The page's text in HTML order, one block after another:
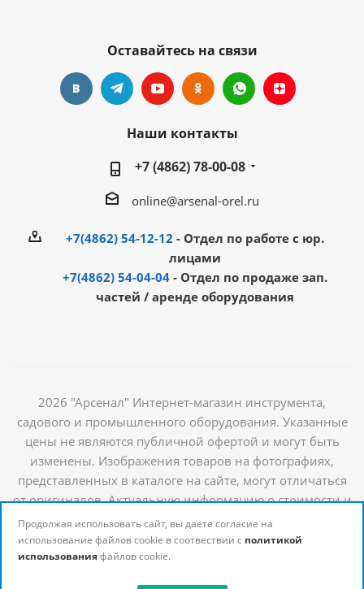
Оставайтесь на связи
Наши контакты
+7 (4862) 78-00-08
online@arsenal-orel.ru
+7(4862) 54-12-12 - Отдел по работе с юр.
лицами
+7(4862) 54-04-04 - Отдел по продаже зап.
частей / аренде оборудования
2026 "Арсенал" Интернет-магазин инструмента,
садового и промышленного оборудования. Указанные
цены не являются публичной офертой и могут быть
изменены. Изображения товаров на фотографиях,
представленных в каталоге на сайте, могут отличаться
от оригиналов. Актуальную информацию о стоимости и
наличии товаров можно получить у наших
менеджеров
Продолжая использовать сайт, вы даете согласие на
использование файлов cookie в соотвествии с политикой
использованияфайлов cookie.